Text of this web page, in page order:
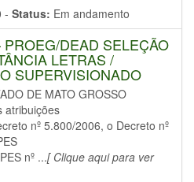
- Status: Em andamento
PROEG/DEAD SELEÇÃO
LETRAS /
SUPERVISIONADO
DE MATO GROSSO
atribuições
nº 5.800/2006, o Decreto nº
nº ...[ Clique aqui para ver